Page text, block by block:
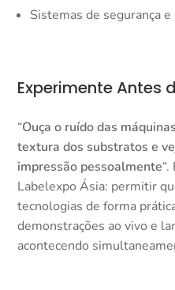
Sistemas de segurança
Experimente Antes
“Ouça o ruído das
textura dos substratos e
impressão pessoalmente
Labelexpo Ásia: permitir
tecnologias de forma
demonstrações ao vivo e
acontecendo